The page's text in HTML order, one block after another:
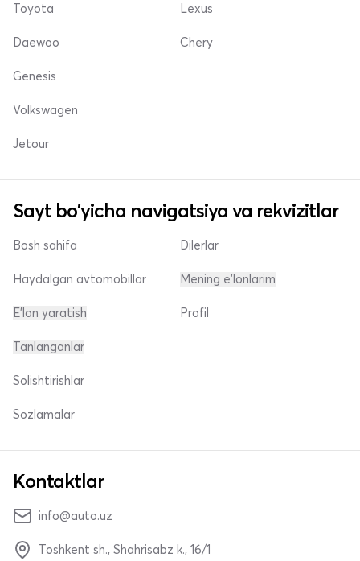
Toyota
Daewoo
Lexus
Chery
Genesis
Volkswagen
Jetour
Sayt bo'yicha navigatsiya va rekvizitlar
Bosh sahifa
Haydalgan avtomobillar
E'lon yaratish
Dilerlar
Mening e'lonlarim
Profil
Tanlanganlar
Solishtirishlar
Sozlamalar
Kontaktlar
info@auto.uz
Toshkent sh., Shahrisabz k., 16/1